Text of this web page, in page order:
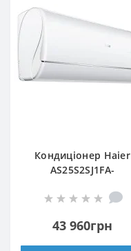
Кондиціонер Haier
AS25S2SJ1FA-
43 960грн